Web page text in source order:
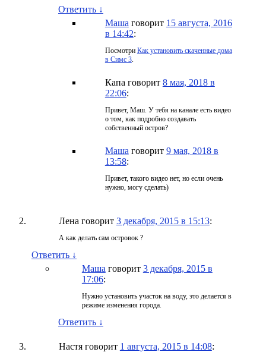
Ответить ↓
Маша говорит 15 августа, 2016
в 14:42:
Посмотри Как установить скаченные дома
в Симс 3.
Капа говорит 8 мая, 2018 в
22:06:
Привет, Маш. У тебя на канале есть видео
о том, как подробно создавать
собственный остров?
Маша говорит 9 мая, 2018 в
13:58:
Привет, такого видео нет, но если очень
нужно, могу сделать)
Лена говорит 3 декабря, 2015 в 15:13:
А как делать сам островок ?
Ответить ↓
Маша говорит 3 декабря, 2015 в
17:06:
Нужно установить участок на воду, это делается в
режиме изменения города.
Ответить ↓
Настя говорит 1 августа, 2015 в 14:08: